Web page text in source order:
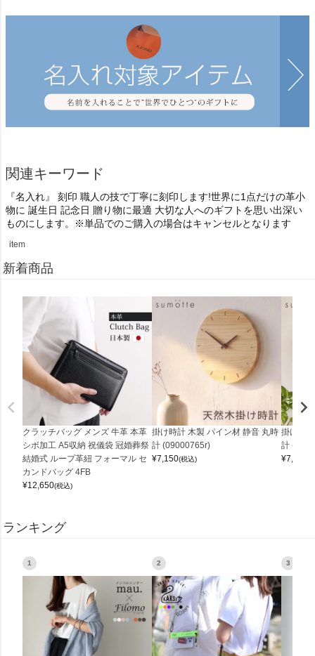
関連キーワード
『名入れ』 刻印 職人の技で丁寧に刻印します!世界に1点だけの革小
物に 誕生日 記念日 贈り物に最適 大切な人へのギフトを思い出深い
ものにします。※単品でのご購入の場合はキャンセルとなります
item
新着商品
クラッチバッグ メンズ 牛革 本革
シボ加工 A5収納 祝儀袋 冠婚葬祭
結婚式 ループ革紐 フォーマル セ
カンドバッグ 4FB
¥12,650(税込)
掛け時計 木製 パイン材 静音 丸時
計 (09000765r)
¥7,150(税込)
掛け時
計
¥7,150
ランキング
1 2 3